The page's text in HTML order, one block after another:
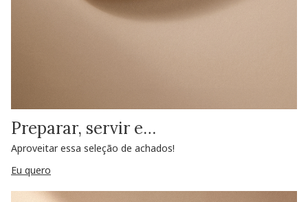
Preparar, servir e…
Aproveitar essa seleção de achados!
Eu quero